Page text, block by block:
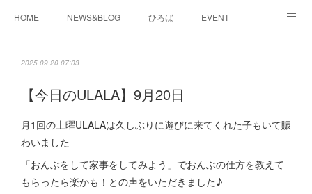
HOME NEWS&BLOG ひろば EVENT
2025.09.20 07:03
【今日のULALA】9月20日
月1回の土曜ULALAは久しぶりに遊びに来てくれた子もいて賑
わいました
「おんぶをして家事をしてみよう」でおんぶの仕方を教えて
もらったら楽かも！との声をいただきました♪